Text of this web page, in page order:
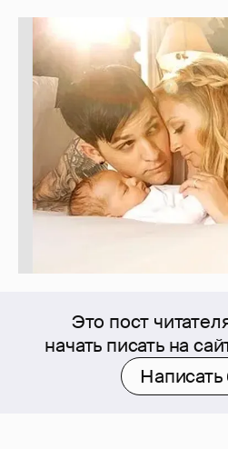
Это пост
начать писать на
Написать